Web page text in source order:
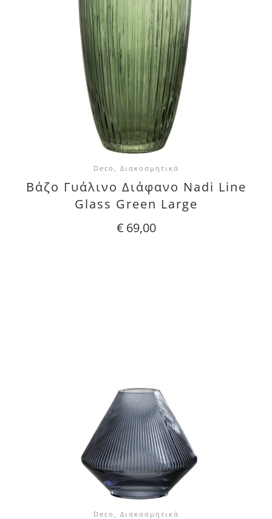
Deco, Διακοσμητικά
Βάζο Γυάλινο Διάφανο Nadi Line
Glass Green Large
€69,00
Deco, Διακοσμητικά